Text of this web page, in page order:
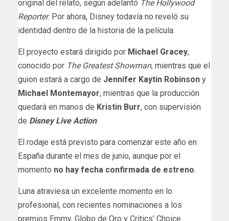
original del relato, según adelantó The Hollywood
Reporter. Por ahora, Disney todavía no reveló su
identidad dentro de la historia de la película.
El proyecto estará dirigido por Michael Gracey,
conocido por The Greatest Showman, mientras que el
guion estará a cargo de Jennifer Kaytin Robinson y
Michael Montemayor, mientras que la producción
quedará en manos de Kristin Burr, con supervisión
de Disney Live Action.
El rodaje está previsto para comenzar este año en
España durante el mes de junio, aunque por el
momento no hay fecha confirmada de estreno.
Luna atraviesa un excelente momento en lo
profesional, con recientes nominaciones a los
premios Emmy, Globo de Oro y Critics’ Choice